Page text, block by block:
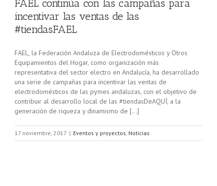
FAEL continúa con las campañas para
incentivar las ventas de las
#tiendasFAEL
FAEL, la Federación Andaluza de Electrodomésticos y Otros
Equipamientos del Hogar, como organización más
representativa del sector electro en Andalucía, ha desarrollado
una serie de campañas para incentivar las ventas de
electrodomésticos de las pymes andaluzas, con el objetivo de
contribuir al desarrollo local de las #tiendasDeAQUÍ, a la
generación de riqueza y dinamismo de […]
17 noviembre, 2017 | Eventos y proyectos Noticias